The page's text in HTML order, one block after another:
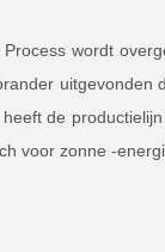
wordt
uitgevonden
de
voor zonne -